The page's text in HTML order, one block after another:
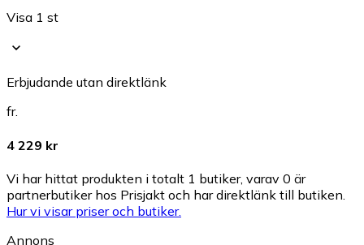
Visa 1 st
Erbjudande utan direktlänk
fr.
4 229 kr
Vi har hittat produkten i totalt 1 butiker, varav 0 är
partnerbutiker hos Prisjakt och har direktlänk till butiken.
Hur vi visar priser och butiker.
Annons